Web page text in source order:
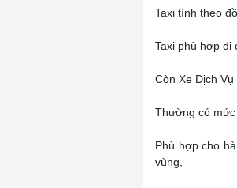
Taxi tính theo
Taxi phù hợp di
Còn Xe Dịch Vụ
Thường có
Phù hợp cho
vùng,